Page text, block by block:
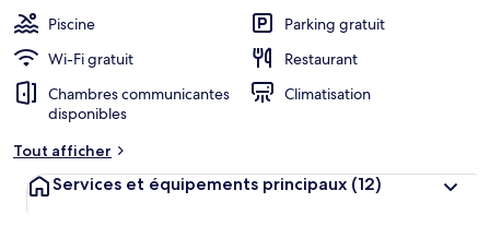
Piscine
Parking gratuit
Wi-Fi gratuit
Restaurant
Chambres communicantes
disponibles
Climatisation
Tout afficher
Services et équipements principaux (12)